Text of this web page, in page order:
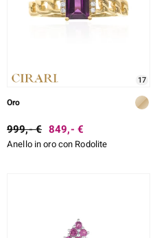
17
Oro
999,- € 849,- €
Anello in oro con Rodolite